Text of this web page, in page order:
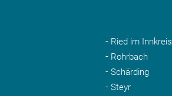
Ried im Innkreis
Rohrbach
Schärding
Steyr